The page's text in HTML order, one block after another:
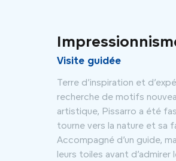
Visite guidée
Terre d’inspiration et
recherche de motifs
artistique, Pissarro a été
tourne vers la nature et sa
Accompagné d’un guide,
leurs toiles avant